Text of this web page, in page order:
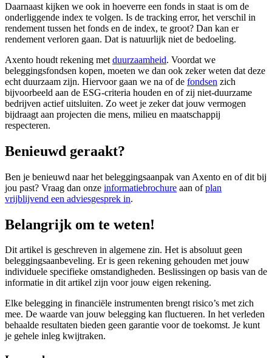
Daarnaast kijken we ook in hoeverre een fonds in staat is om de
onderliggende index te volgen. Is de tracking error, het verschil in
rendement tussen het fonds en de index, te groot? Dan kan er
rendement verloren gaan. Dat is natuurlijk niet de bedoeling.
Axento houdt rekening met duurzaamheid. Voordat we
beleggingsfondsen kopen, moeten we dan ook zeker weten dat deze
echt duurzaam zijn. Hiervoor gaan we na of de fondsen zich
bijvoorbeeld aan de ESG-criteria houden en of zij niet-duurzame
bedrijven actief uitsluiten. Zo weet je zeker dat jouw vermogen
bijdraagt aan projecten die mens, milieu en maatschappij
respecteren.
Benieuwd geraakt?
Ben je benieuwd naar het beleggingsaanpak van Axento en of dit bij
jou past? Vraag dan onze informatiebrochure aan ofplan
vrijblijvend een adviesgesprek in.
Belangrijk om te weten!
Dit artikel is geschreven in algemene zin. Het is absoluut geen
beleggingsaanbeveling. Er is geen rekening gehouden met jouw
individuele specifieke omstandigheden. Beslissingen op basis van de
informatie in dit artikel zijn voor jouw eigen rekening.
Elke belegging in financiële instrumenten brengt risico’s met zich
mee. De waarde van jouw belegging kan fluctueren. In het verleden
behaalde resultaten bieden geen garantie voor de toekomst. Je kunt
je gehele inleg kwijtraken.